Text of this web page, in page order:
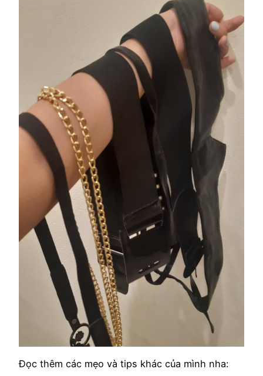
Đọc thêm các mẹo và tips khác của mình nha: